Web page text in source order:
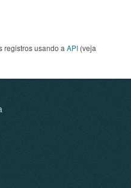
registros usando a API (veja